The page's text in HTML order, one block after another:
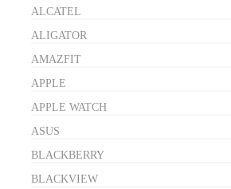
ALCATEL
ALIGATOR
AMAZFIT
APPLE
APPLE WATCH
ASUS
BLACKBERRY
BLACKVIEW